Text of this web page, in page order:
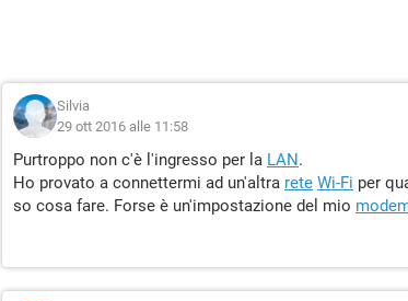
Silvia
29 ott 2016 alle 11:58
Purtroppo non c'è l'ingresso per la LAN.
Ho provato a connettermi ad un'altra rete Wi-Fi per
so cosa fare. Forse è un'impostazione del mio